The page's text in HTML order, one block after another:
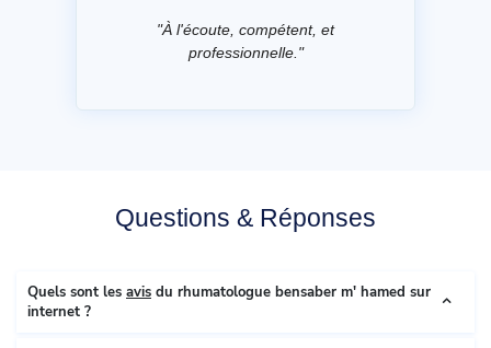
"À l'écoute, compétent, et
professionnelle."
Questions & Réponses
Quels sont les avis du rhumatologue bensaber m' hamed sur
internet ?